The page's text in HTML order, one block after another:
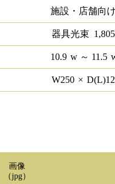
施設・店舗向
器具光束 1,805
10.9 w～ 11.5
W250 × D(L)
画像
（jpg）